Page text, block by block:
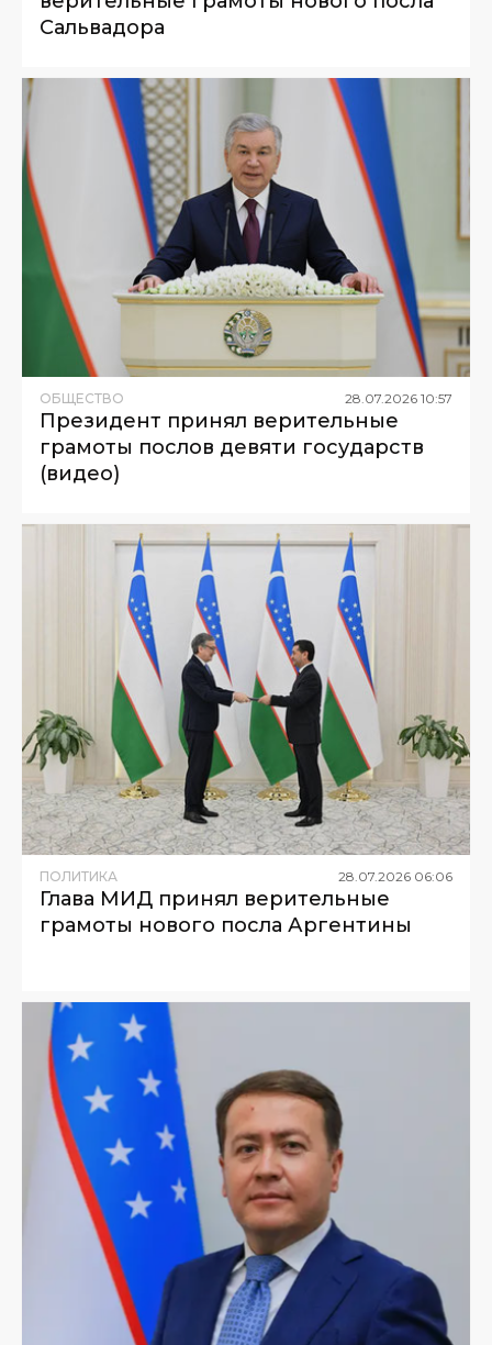
Сальвадора
ОБЩЕСТВО 28.07.2026 10:57
Президент принял верительные
грамоты послов девяти государств
(видео)
ПОЛИТИКА 28.07.2026 06:06
Глава МИД принял верительные
грамоты нового посла Аргентины